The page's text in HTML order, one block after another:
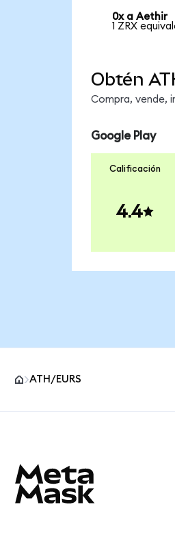
0x a Aethir
1 ZRX
Obtén
Compra, vende,
Google Play
Calificación
4.4
ATH/EURS